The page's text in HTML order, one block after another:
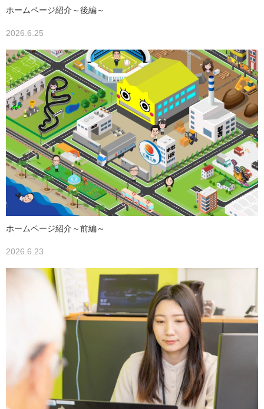
ホームページ紹介～後編～
2026.6.25
ホームページ紹介～前編～
2026.6.23